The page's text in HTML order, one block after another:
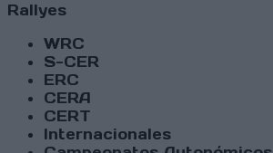
Rallyes
WRC
S-CER
ERC
CERA
CERT
Internacionales